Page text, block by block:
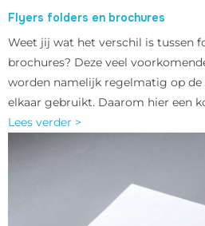
Flyers folders en brochures
Weet jij wat het verschil is tussen
brochures? Deze veel
worden namelijk regelmatig op de
elkaar gebruikt. Daarom hier een
Lees verder >